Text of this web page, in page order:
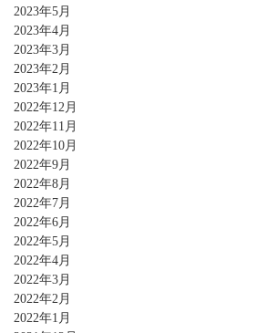
2023年5月
2023年4月
2023年3月
2023年2月
2023年1月
2022年12月
2022年11月
2022年10月
2022年9月
2022年8月
2022年7月
2022年6月
2022年5月
2022年4月
2022年3月
2022年2月
2022年1月